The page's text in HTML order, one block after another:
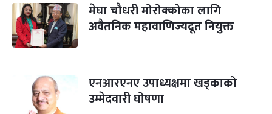
मेघा चौधरी मोरोक्कोका लागि
अवैतनिक महावाणिज्यदूत नियुक्त
एनआरएनए उपाध्यक्षमा खड्काको
उम्मेदवारी घोषणा